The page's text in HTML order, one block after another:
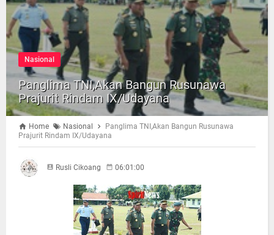
Nasional
Panglima TNI,Akan Bangun Rusunawa
Prajurit Rindam IX/Udayana
Home Nasional
Panglima TNI,Akan Bangun Rusunawa
Prajurit Rindam IX/Udayana
Rusli Cikoang 06:01:00